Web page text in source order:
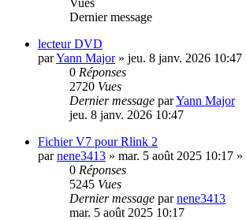
Dernier message
lecteur DVD
parYann Major» jeu. 8 janv. 2026 10:47
0 Réponses
2720 Vues
Dernier message parYann Major
jeu. 8 janv. 2026 10:47
Fichier V7 pour Rlink 2
parnene3413 » mar. 5 août 2025 10:17 »
0 Réponses
5245 Vues
Dernier message parnene3413
mar. 5 août 2025 10:17